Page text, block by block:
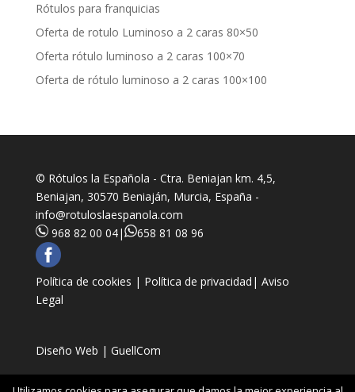
Rótulos para franquicias
Oferta de rotulo Luminoso a 2 caras 80×50
Oferta rótulo luminoso a 2 caras 100×70
Oferta de rótulo luminoso a 2 caras 100×100
© Rótulos la Española - Ctra. Beniajan km. 4,5,
Beniajan, 30570 Beniaján, Murcia, España -
info@rotuloslaespanola.com
968 82 00 04| 658 81 08 96
Política de cookies | Política de privacidad| Aviso
Legal
Diseño Web | GuellCom